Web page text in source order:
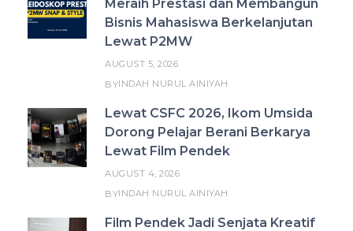
Meraih Prestasi dan Membangun
Bisnis Mahasiswa Berkelanjutan
Lewat P2MW
AUGUST 5, 2026
BYINDAH NURUL AINIYAH
Lewat CSFC 2026, Ikom Umsida
Dorong Pelajar Berani Berkarya
Lewat Film Pendek
AUGUST 4, 2026
BYINDAH NURUL AINIYAH
Film Pendek Jadi Senjata Kreatif